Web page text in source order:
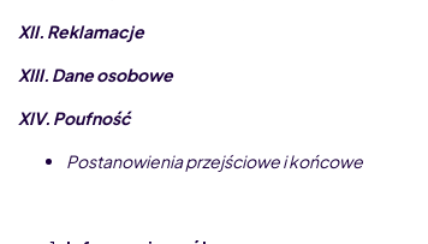
XII. Reklamacje
XIII. Dane osobowe
XIV. Poufność
Postanowienia przejściowe i końcowe